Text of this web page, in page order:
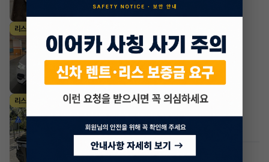
조회 1,5271시간 전
리스
2026년 GLE 300d 4MATIC
월 1,780,239원 X 32 개월
지원금7,000,000원
조회 2551시간 전
리스 KG모빌리티(쌍용) 무쏘
월795,850원 X30개월
조회 4931시간 전
#저신용